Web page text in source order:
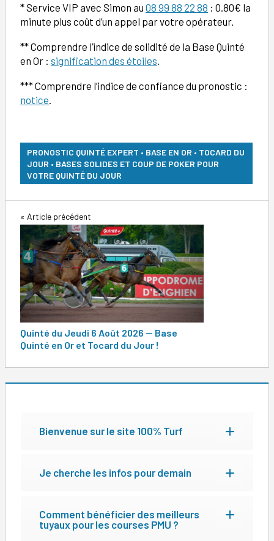
* Service VIP avec Simon au 08 99 88 22 88 : 0.80€ la
minute plus coût d’un appel par votre opérateur.
** Comprendre l’indice de solidité de la Base Quinté
en Or : signification des étoiles
*** Comprendre l’indice de confiance du pronostic :
notice
PRONOSTIC QUINTÉ EXPERT • BASE EN OR • TOCARD DU
JOUR • BASES SOLIDES ET COUP DE POKER POUR
VOTRE QUINTÉ DU JOUR
Navigation
de
l’article
Article précédent
Quinté du Jeudi 6 Août 2026 — Base
Quinté en Or et Tocard du Jour !
Bienvenue sur le site 100% Turf
Je cherche les infos pour demain
Comment bénéficier des meilleurs
tuyaux pour les courses PMU ?